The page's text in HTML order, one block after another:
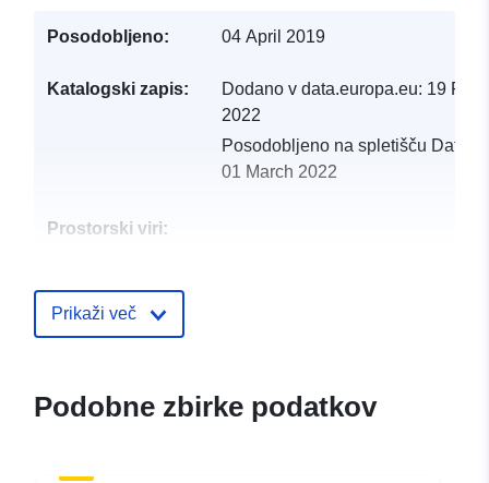
Posodobljeno: 04 April 2019
Katalogski zapis: Dodano v data.europa.eu: 19
2022
Posodobljeno na spletišču
01 March 2022
Prostorski viri:
7e61db76e44c
Prikaži več
Podobne zbirke podatkov